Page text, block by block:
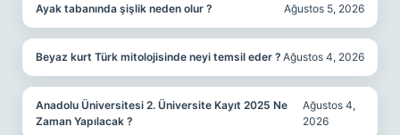
Ayak tabanında şişlik neden olur ? Ağustos 5, 2026
Beyaz kurt Türk mitolojisinde neyi temsil eder ? Ağustos 4, 2026
Anadolu Üniversitesi 2. Üniversite Kayıt 2025 Ne
Zaman Yapılacak ?
Ağustos 4,
2026